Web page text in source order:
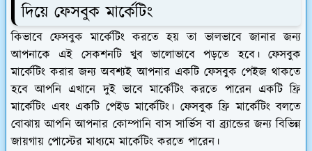
দিয়ে ফেসবুক মার্কেটিং
কিভাবে ফেসবুক মার্কেটিং করতে হয় তা ভালভাবে জানার জন্য
আপনাকে এই সেকশনটি খুব ভালোভাবে পড়তে হবে। ফেসবুক
মার্কেটিং করার জন্য অবশ্যই আপনার একটি ফেসবুক পেইজ থাকতে
হবে আপনি এখানে দুই ভাবে মার্কেটিং করতে পারেন একটি ফ্রি
মার্কেটিং এবং একটি পেইড মার্কেটিং। ফেসবুক ফ্রি মার্কেটিং বলতে
বোঝায় আপনি আপনার কোম্পানি বাস সার্ভিস বা ব্র্যান্ডের জন্য বিভিন্ন
জায়গায় পোস্টের মাধ্যমে মার্কেটিং করতে পারেন।